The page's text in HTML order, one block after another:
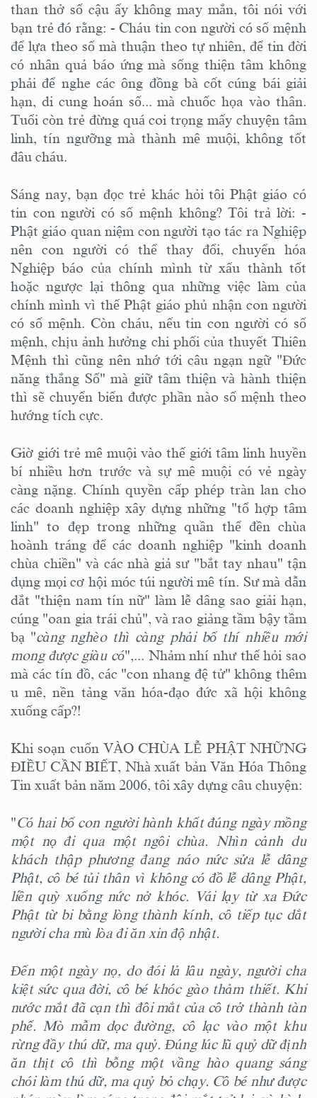
than thở số cậu ấy không may mắn, tôi nói với
bạn trẻ đó rằng: - Cháu tin con người có số mệnh
để lựa theo số mà thuận theo tự nhiên, để tin đời
có nhân quả báo ứng mà sống thiện tâm không
phải để nghe các ông đồng bà cốt cúng bái giải
hạn, di cung hoán số... mà chuốc họa vào thân.
Tuổi còn trẻ đừng quá coi trọng mấy chuyện tâm
linh, tín ngưỡng mà thành mê muội, không tốt
đâu cháu.
Sáng nay, bạn đọc trẻ khác hỏi tôi Phật giáo có
tin con người có số mệnh không? Tôi trả lời: -
Phật giáo quan niệm con người tạo tác ra Nghiệp
nên con người có thể thay đổi, chuyển hóa
Nghiệp báo của chính mình từ xấu thành tốt
hoặc ngược lại thông qua những việc làm của
chính mình vì thế Phật giáo phủ nhận con người
có số mệnh. Còn cháu, nếu tin con người có số
mệnh, chịu ảnh hưởng chi phối của thuyết Thiên
Mệnh thì cũng nên nhớ tới câu ngạn ngữ "Đức
năng thắng Số" mà giữ tâm thiện và hành thiện
thì sẽ chuyển biến được phần nào số mệnh theo
hướng tích cực.
Giờ giới trẻ mê muội vào thế giới tâm linh huyền
bí nhiều hơn trước và sự mê muội có vẻ ngày
càng nặng. Chính quyền cấp phép tràn lan cho
các doanh nghiệp xây dựng những "tổ hợp tâm
linh" to đẹp trong những quần thể đền chùa
hoành tráng để các doanh nghiệp "kinh doanh
chùa chiền" và các nhà giả sư "bắt tay nhau" tận
dụng mọi cơ hội móc túi người mê tín. Sư mà dẫn
dắt "thiện nam tín nữ" làm lễ dâng sao giải hạn,
cúng "oan gia trái chủ", và rao giảng tầm bậy tầm
bạ "càng nghèo thì càng phải bố thí nhiều mới
mong được giàu có",... Nhảm nhí như thế hỏi sao
mà các tín đồ, các "con nhang đệ tử" không thêm
u mê, nền tảng văn hóa-đạo đức xã hội không
xuống cấp?!
Khi soạn cuốn VÀO CHÙA LỄ PHẬT NHỮNG
ĐIỀU CẦN BIẾT, Nhà xuất bản Văn Hóa Thông
Tin xuất bản năm 2006, tôi xây dựng câu chuyện:
"Có hai bố con người hành khất đúng ngày mồng
một nọ đi qua một ngôi chùa. Nhìn cảnh du
khách thập phương đang náo nức sửa lễ dâng
Phật, cô bé tủi thân vì không có đồ lễ dâng Phật,
liền quỳ xuống nức nở khóc. Vái lạy từ xa Đức
Phật từ bi bằng lòng thành kính, cô tiếp tục dắt
người cha mù lòa đi ăn xin độ nhật.
Đến một ngày nọ, do đói lả lâu ngày, người cha
kiệt sức qua đời, cô bé khóc gào thảm thiết. Khi
nước mắt đã cạn thì đôi mắt của cô trở thành tàn
phế. Mò mẫm dọc đường, cô lạc vào một khu
rừng đầy thú dữ, ma quỷ. Đúng lúc lũ quỷ dữ định
ăn thịt cô thì bỗng một vầng hào quang sáng
chói làm thú dữ, ma quỷ bỏ chạy. Cô bé như được